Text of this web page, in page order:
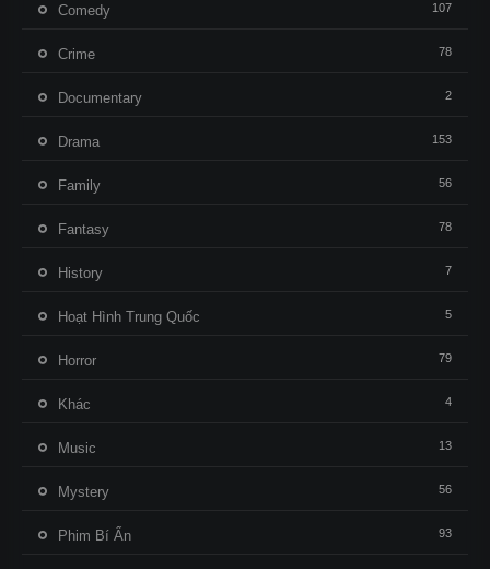
Comedy 107
Crime 78
Documentary 2
Drama 153
Family 56
Fantasy 78
History 7
Hoạt Hình Trung Quốc 5
Horror 79
Khác 4
Music 13
Mystery 56
Phim Bí Ẩn 93